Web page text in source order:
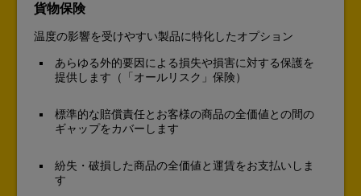
貨物保険
温度の影響を受けやすい製品に特化したオプション
あらゆる外的要因による損失や損害に対する保護を
提供します（「オールリスク」保険）
標準的な賠償責任とお客様の商品の全価値との間の
ギャップをカバーします
紛失・破損した商品の全価値と運賃をお支払いしま
す